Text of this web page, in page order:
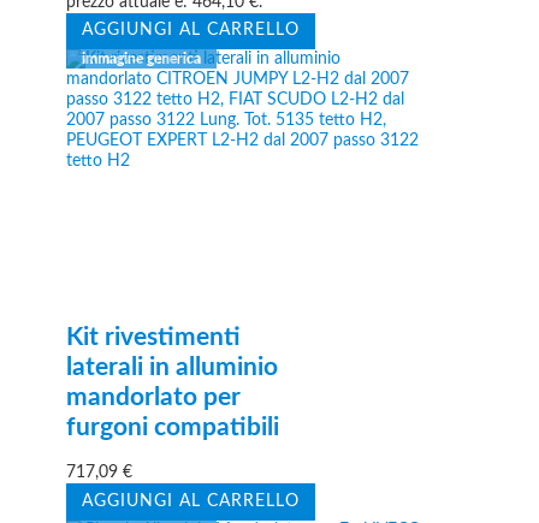
AGGIUNGI AL CARRELLO
Kit rivestimenti
laterali in alluminio
mandorlato per
furgoni compatibili
717,09€
AGGIUNGI AL CARRELLO